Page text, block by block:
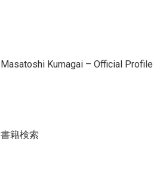
Masatoshi Kumagai – Official Profile
書籍検索